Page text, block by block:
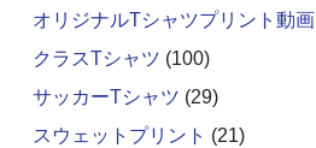
オリジナルTシャツプリント動画
クラスTシャツ (100)
サッカーTシャツ (29)
スウェットプリント (21)